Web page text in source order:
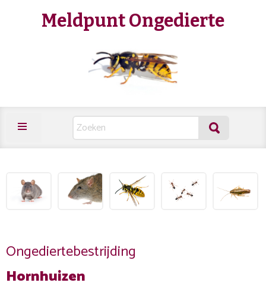
Meldpunt Ongedierte
Ongediertebestrijding
Hornhuizen